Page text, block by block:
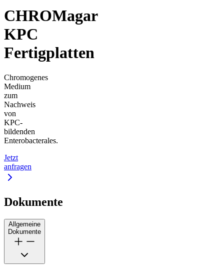
CHROMagar
KPC
Fertigplatten
Chromogenes
Medium
zum
Nachweis
von
KPC-
bildenden
Enterobacterales.
Jetzt
anfragen
Dokumente
Allgemeine
Dokumente